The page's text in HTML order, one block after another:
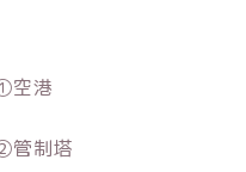
空港
管制塔